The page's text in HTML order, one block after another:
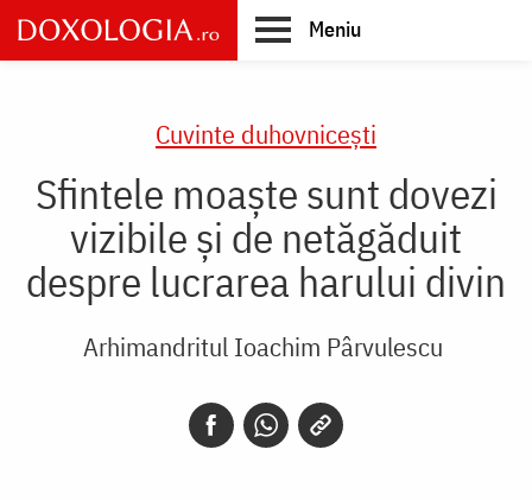
Skip
to
main
Meniu
Cuvinte duhovnicești
Sfintele moaște sunt dovezi
vizibile și de netăgăduit
despre lucrarea harului divin
Arhimandritul Ioachim Pârvulescu